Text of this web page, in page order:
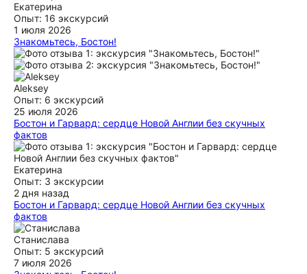
Екатерина
Опыт: 16 экскурсий
1 июля 2026
Знакомьтесь, Бостон!
Хочу выразить благодарность экскурсоводу Марии за
потрясающее знакомство с Бостоном! Мария глубоко знает
историю и великолепно подает материал, чувствуется
профессионализм. Она смогла показать город с самой
лучшей стороны — мы влюбились в Бостон! И ещё спасибо
за рекомендацию ресторанов, мы с удовольствием
посетили их (и не раз)!
ещё
Aleksey
Опыт: 6 экскурсий
25 июля 2026
Бостон и Гарвард: сердце Новой Англии без скучных
фактов
Иван недавно занимается туристами, но при этом
понимает что нужно, не нагружает путешествие именами и
датами. В нашем случае он сделал больше, чем по
программе, плюс дал пару советов как сэкономить $!
Рекомендую!
ещё
Екатерина
Опыт: 3 экскурсии
2 дня назад
Бостон и Гарвард: сердце Новой Англии без скучных
фактов
Иван, вежлив и пунктуален, оперативно отреагировал на
наш запрос. Все ключевые туристические места Бостона
были охвачены экскурсией. Иван также дал нам ценные
рекомендации о местных ресторанах и кафе. Спасибо,
Станислава
Опыт: 5 экскурсий
7 июля 2026